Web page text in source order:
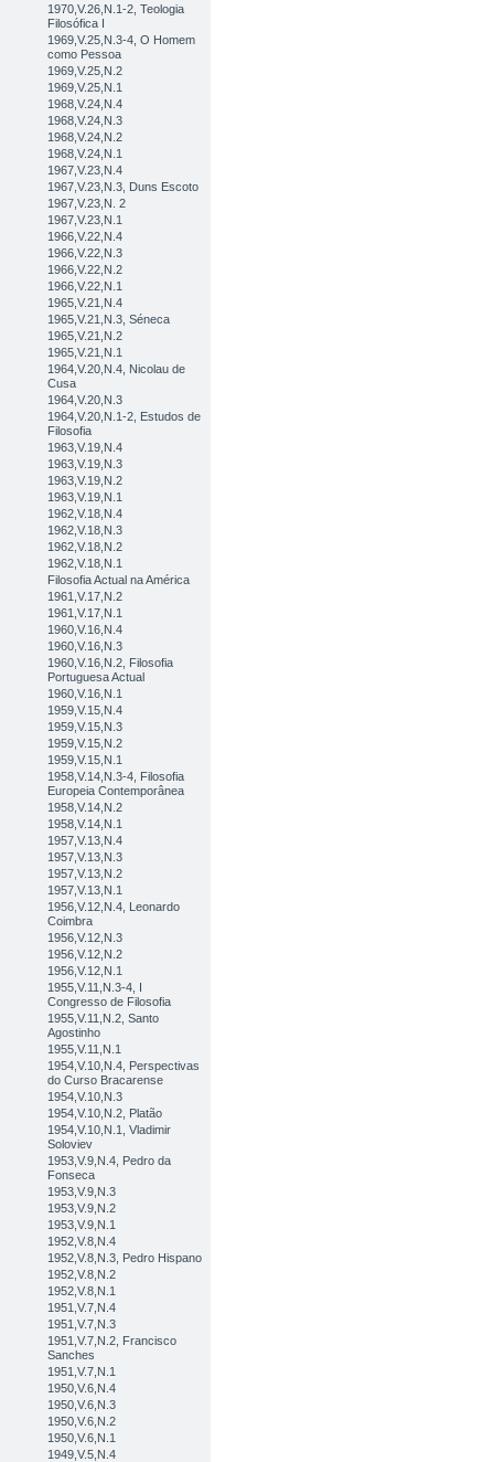
1970,V.26,N.1-2, Teologia
Filosófica I
1969,V.25,N.3-4, O Homem
como Pessoa
1969,V.25,N.2
1969,V.25,N.1
1968,V.24,N.4
1968,V.24,N.3
1968,V.24,N.2
1968,V.24,N.1
1967,V.23,N.4
1967,V.23,N.3, Duns Escoto
1967,V.23,N. 2
1967,V.23,N.1
1966,V.22,N.4
1966,V.22,N.3
1966,V.22,N.2
1966,V.22,N.1
1965,V.21,N.4
1965,V.21,N.3, Séneca
1965,V.21,N.2
1965,V.21,N.1
1964,V.20,N.4, Nicolau de
Cusa
1964,V.20,N.3
1964,V.20,N.1-2, Estudos de
Filosofia
1963,V.19,N.4
1963,V.19,N.3
1963,V.19,N.2
1963,V.19,N.1
1962,V.18,N.4
1962,V.18,N.3
1962,V.18,N.2
1962,V.18,N.1
Filosofia Actual na América
1961,V.17,N.2
1961,V.17,N.1
1960,V.16,N.4
1960,V.16,N.3
1960,V.16,N.2, Filosofia
Portuguesa Actual
1960,V.16,N.1
1959,V.15,N.4
1959,V.15,N.3
1959,V.15,N.2
1959,V.15,N.1
1958,V.14,N.3-4, Filosofia
Europeia Contemporânea
1958,V.14,N.2
1958,V.14,N.1
1957,V.13,N.4
1957,V.13,N.3
1957,V.13,N.2
1957,V.13,N.1
1956,V.12,N.4, Leonardo
Coimbra
1956,V.12,N.3
1956,V.12,N.2
1956,V.12,N.1
1955,V.11,N.3-4, I
Congresso de Filosofia
1955,V.11,N.2, Santo
Agostinho
1955,V.11,N.1
1954,V.10,N.4, Perspectivas
do Curso Bracarense
1954,V.10,N.3
1954,V.10,N.2, Platão
1954,V.10,N.1, Vladimir
Soloviev
1953,V.9,N.4, Pedro da
Fonseca
1953,V.9,N.3
1953,V.9,N.2
1953,V.9,N.1
1952,V.8,N.4
1952,V.8,N.3, Pedro Hispano
1952,V.8,N.2
1952,V.8,N.1
1951,V.7,N.4
1951,V.7,N.3
1951,V.7,N.2, Francisco
Sanches
1951,V.7,N.1
1950,V.6,N.4
1950,V.6,N.3
1950,V.6,N.2
1950,V.6,N.1
1949,V.5,N.4